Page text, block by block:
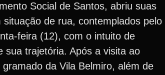
Social de Santos, abriu suas
de rua, contemplados pelo
feira (12), com o intuito de
sua trajetória. Após a visita ao
da Vila Belmiro, além de